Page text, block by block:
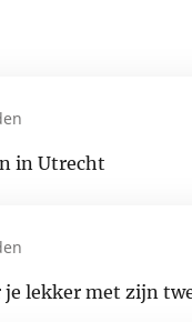
in Utrecht
lekker met zijn